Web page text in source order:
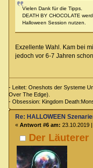
Vielen Dank für die Tipps.
DEATH BY CHOCOLATE
Halloween Session nutzen.
Exzellente Wahl. Kam bei
jedoch vor 6-7 Jahren
- Leitet: Oneshots der Systeme
Over The Edge).
- Obsession: Kingdom
Der Läuterer
Re: HALLOWEEN
« Antwort #6 am: 23.10.2019